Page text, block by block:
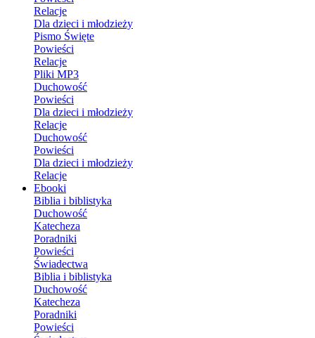
Relacje
Dla dzieci i młodzieży
Pismo Święte
Powieści
Relacje
Pliki MP3
Duchowość
Powieści
Dla dzieci i młodzieży
Relacje
Duchowość
Powieści
Dla dzieci i młodzieży
Relacje
Ebooki
Biblia i biblistyka
Duchowość
Katecheza
Poradniki
Powieści
Świadectwa
Biblia i biblistyka
Duchowość
Katecheza
Poradniki
Powieści